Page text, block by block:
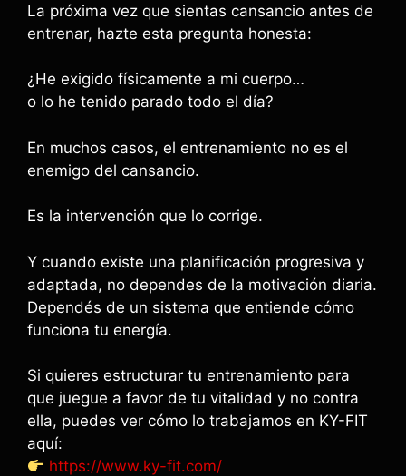
La próxima vez que sientas cansancio antes de
entrenar, hazte esta pregunta honesta:
¿He exigido físicamente a mi cuerpo…
o lo he tenido parado todo el día?
En muchos casos, el entrenamiento no es el
enemigo del cansancio.
Es la intervención que lo corrige.
Y cuando existe una planificación progresiva y
adaptada, no dependes de la motivación diaria.
Dependés de un sistema que entiende cómo
funciona tu energía.
Si quieres estructurar tu entrenamiento para
que juegue a favor de tu vitalidad y no contra
ella, puedes ver cómo lo trabajamos en KY-FIT
aquí:
https://www.ky-fit.com/